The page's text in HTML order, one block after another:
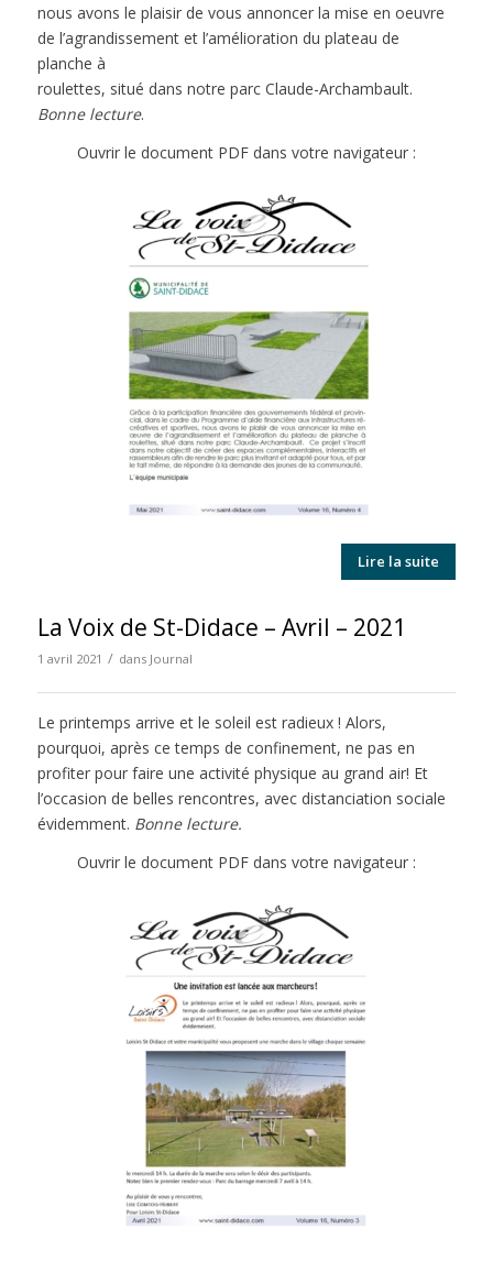
nous avons le plaisir de vous annoncer la mise en oeuvre
de l’agrandissement et l’amélioration du plateau de
planche à
roulettes, situé dans notre parc Claude-Archambault.
Bonne lecture.
Ouvrir le document PDF dans votre navigateur :
Lire la suite
La Voix de St-Didace – Avril – 2021
1 avril 2021 / dans Journal
Le printemps arrive et le soleil est radieux ! Alors,
pourquoi, après ce temps de confinement, ne pas en
profiter pour faire une activité physique au grand air! Et
l’occasion de belles rencontres, avec distanciation sociale
évidemment. Bonne lecture.
Ouvrir le document PDF dans votre navigateur :